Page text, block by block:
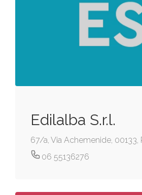
Edilalba S.r.l.
67/a, Via Achemenide, 00133,
06 55136276